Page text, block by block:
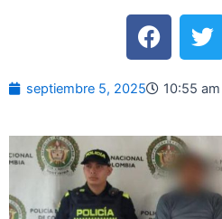
F
a
c
e
o
k
T
w
i
t
r
septiembre 5, 2025 10:55 am